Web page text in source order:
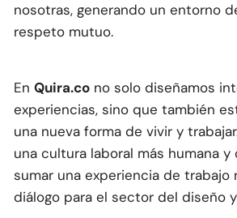
nosotras, generando un entorno
respeto mutuo.
En Quira.co no solo diseñamos
experiencias, sino que también
una nueva forma de vivir y
una cultura laboral más humana
sumar una experiencia de trabajo
diálogo para el sector del diseño